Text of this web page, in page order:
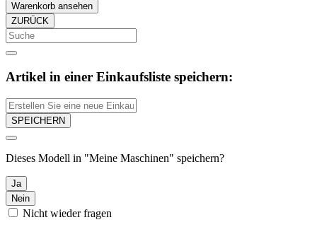
Warenkorb ansehen
ZURÜCK
Artikel in einer Einkaufsliste speichern:
SPEICHERN
Dieses Modell in "Meine Maschinen" speichern?
Ja
Nein
Nicht wieder fragen